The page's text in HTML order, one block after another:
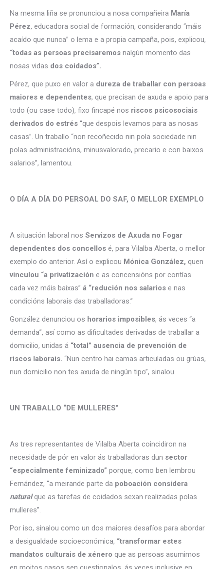
Na mesma liña se pronunciou a nosa compañeira María
Pérez, educadora social de formación, considerando “máis
acaído que nunca” o lema e a propia campaña, pois, explicou,
“todas as persoas precisaremos nalgún momento das
nosas vidas dos coidados”.
Pérez, que puxo en valor a dureza de traballar con persoas
maiores e dependentes, que precisan de axuda e apoio para
todo (ou case todo), fixo fincapé nos riscos psicosociais
derivados do estrés “que despois levamos para as nosas
casas”. Un traballo “non recoñecido nin pola sociedade nin
polas administracións, minusvalorado, precario e con baixos
salarios”, lamentou.
O DÍA A DÍA DO PERSOAL DO SAF, O MELLOR EXEMPLO
A situación laboral nos Servizos de Axuda no Fogar
dependentes dos concellos é, para Vilalba Aberta, o mellor
exemplo do anterior. Así o explicou Mónica González, quen
vinculou “a privatización e as concensións por contías
cada vez máis baixas” á “redución nos salarios e nas
condicións laborais das traballadoras.”
González denunciou os horarios imposibles, ás veces “a
demanda”, así como as dificultades derivadas de traballar a
domicilio, unidas á “total” ausencia de prevención de
riscos laborais. “Nun centro hai camas articuladas ou grúas,
nun domicilio non tes axuda de ningún tipo”, sinalou.
UN TRABALLO “DE MULLERES”
As tres representantes de Vilalba Aberta coincidiron na
necesidade de pór en valor ás traballadoras dun sector
“especialmente feminizado” porque, como ben lembrou
Fernández, “a meirande parte da poboación considera
natural que as tarefas de coidados sexan realizadas polas
mulleres”.
Por iso, sinalou como un dos maiores desafíos para abordar
a desigualdade socioeconómica, “transformar estes
mandatos culturais de xénero que as persoas asumimos